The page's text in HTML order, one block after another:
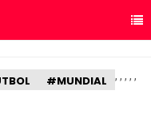
,,,
#MUNDIAL ,,